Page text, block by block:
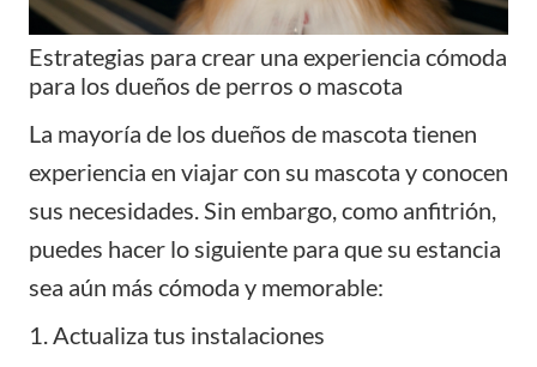
Estrategias para crear una experiencia cómoda
para los dueños de perros o mascota
La mayoría de los dueños de mascota tienen
experiencia en viajar con su mascota y conocen
sus necesidades. Sin embargo, como anfitrión,
puedes hacer lo siguiente para que su estancia
sea aún más cómoda y memorable:
1. Actualiza tus instalaciones